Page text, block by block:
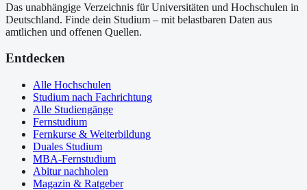
Das unabhängige Verzeichnis für Universitäten und Hochschulen in
Deutschland. Finde dein Studium – mit belastbaren Daten aus
amtlichen und offenen Quellen.
Entdecken
Alle Hochschulen
Studium nach Fachrichtung
Alle Studiengänge
Fernstudium
Fernkurse & Weiterbildung
Duales Studium
MBA-Fernstudium
Abitur nachholen
Magazin & Ratgeber